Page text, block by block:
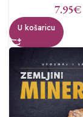
7.95€
U košaricu